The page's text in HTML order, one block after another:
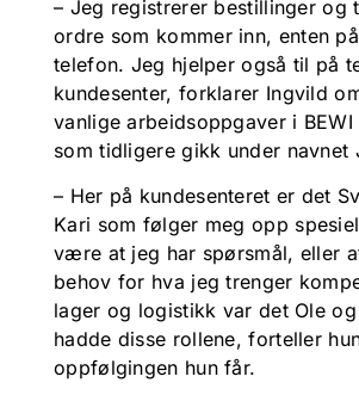
– Jeg registrerer bestillinger og
ordre som kommer inn, enten
telefon. Jeg hjelper også til på
kundesenter, forklarer Ingvild
vanlige arbeidsoppgaver i BEWI
som tidligere gikk under navnet
– Her på kundesenteret er det
Kari som følger meg opp
være at jeg har spørsmål, eller
behov for hva jeg trenger
lager og logistikk var det Ole og
hadde disse rollene, forteller
oppfølgingen hun får.